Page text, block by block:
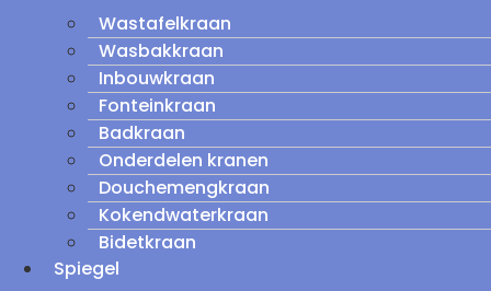
Wastafelkraan
Wasbakkraan
Inbouwkraan
Fonteinkraan
Badkraan
Onderdelen kranen
Douchemengkraan
Kokendwaterkraan
Bidetkraan
Spiegel